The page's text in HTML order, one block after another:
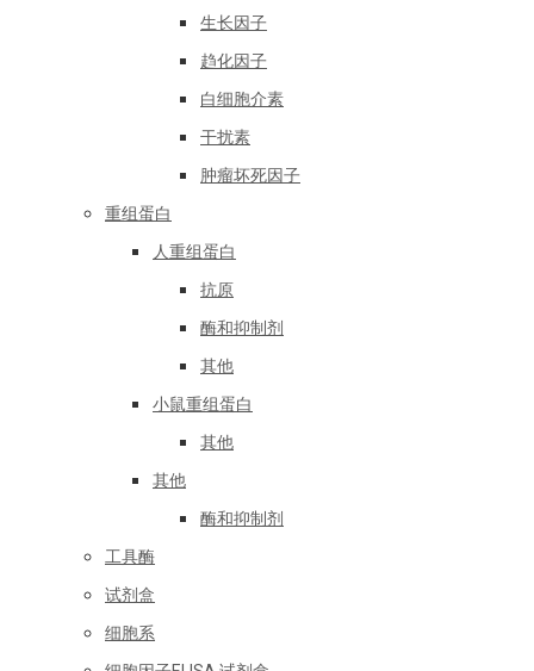
生长因子
趋化因子
白细胞介素
干扰素
肿瘤坏死因子
重组蛋白
人重组蛋白
抗原
酶和抑制剂
其他
小鼠重组蛋白
其他
其他
酶和抑制剂
工具酶
试剂盒
细胞系